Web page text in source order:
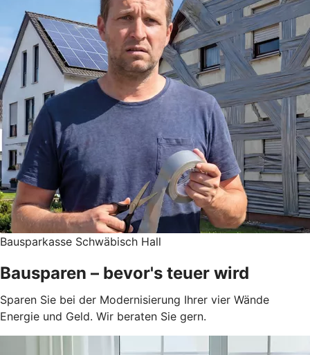
Bausparkasse Schwäbisch Hall
Bausparen – bevor's teuer wird
Sparen Sie bei der Modernisierung Ihrer vier Wände
Energie und Geld. Wir beraten Sie gern.